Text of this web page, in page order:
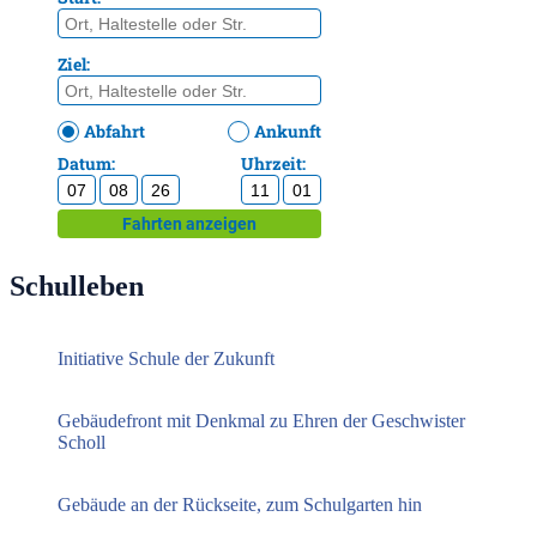
Schulleben
Initiative Schule der Zukunft
Gebäudefront mit Denkmal zu Ehren der Geschwister
Scholl
Gebäude an der Rückseite, zum Schulgarten hin